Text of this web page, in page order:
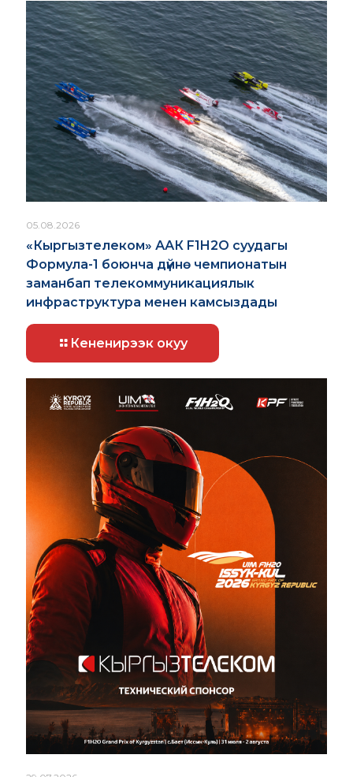
05.08.2026
«Кыргызтелеком» ААК F1H2O суудагы
Формула-1 боюнча дүйнө чемпионатын
заманбап телекоммуникациялык
инфраструктура менен камсыздады
Кененирээк окуу